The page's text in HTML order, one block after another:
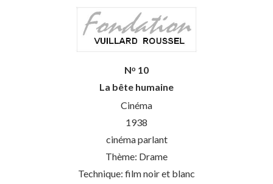
Nᵒ 10
La bête humaine
Cinéma
1938
cinéma parlant
Thème: Drame
Technique: film noir et blanc